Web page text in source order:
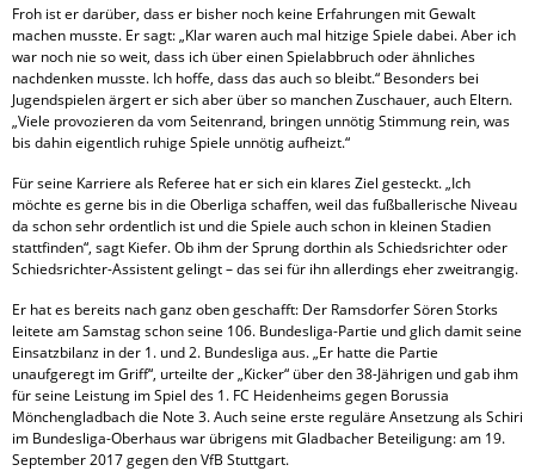
Froh ist er darüber, dass er bisher noch keine Erfahrungen mit Gewalt
machen musste. Er sagt: „Klar waren auch mal hitzige Spiele dabei. Aber ich
war noch nie so weit, dass ich über einen Spielabbruch oder ähnliches
nachdenken musste. Ich hoffe, dass das auch so bleibt.“ Besonders bei
Jugendspielen ärgert er sich aber über so manchen Zuschauer, auch Eltern.
„Viele provozieren da vom Seitenrand, bringen unnötig Stimmung rein, was
bis dahin eigentlich ruhige Spiele unnötig aufheizt.“
Für seine Karriere als Referee hat er sich ein klares Ziel gesteckt. „Ich
möchte es gerne bis in die Oberliga schaffen, weil das fußballerische Niveau
da schon sehr ordentlich ist und die Spiele auch schon in kleinen Stadien
stattfinden“, sagt Kiefer. Ob ihm der Sprung dorthin als Schiedsrichter oder
Schiedsrichter-Assistent gelingt – das sei für ihn allerdings eher zweitrangig.
Er hat es bereits nach ganz oben geschafft: Der Ramsdorfer Sören Storks
leitete am Samstag schon seine 106. Bundesliga-Partie und glich damit seine
Einsatzbilanz in der 1. und 2. Bundesliga aus. „Er hatte die Partie
unaufgeregt im Griff“, urteilte der „Kicker“ über den 38-Jährigen und gab ihm
für seine Leistung im Spiel des 1. FC Heidenheims gegen Borussia
Mönchengladbach die Note 3. Auch seine erste reguläre Ansetzung als Schiri
im Bundesliga-Oberhaus war übrigens mit Gladbacher Beteiligung: am 19.
September 2017 gegen den VfB Stuttgart.